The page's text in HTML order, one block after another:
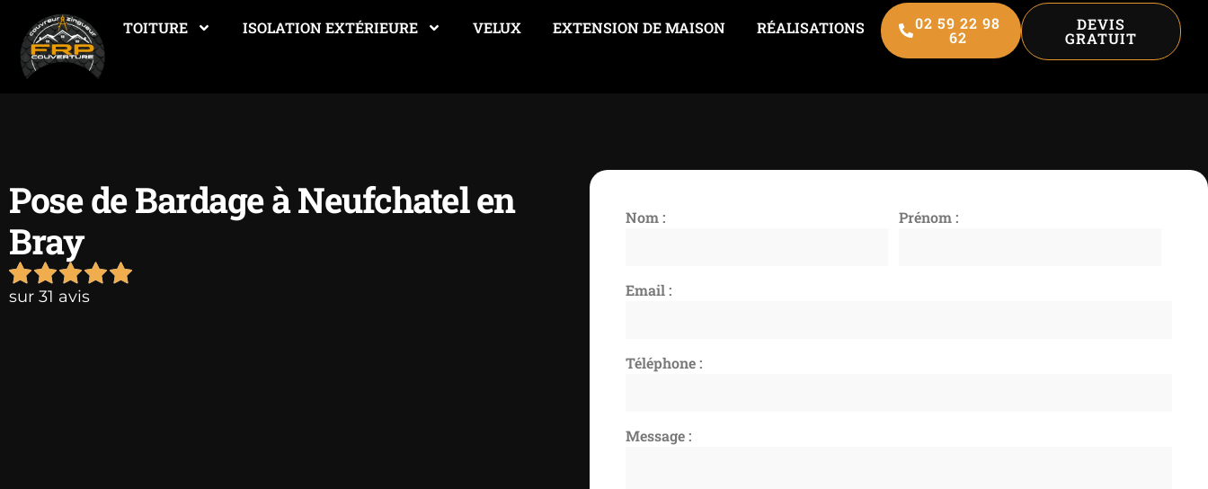
TOITURE ISOLATION EXTÉRIEURE VELUX EXTENSION DE MAISON RÉALISATIONS 02 59 22 98
62
DEVIS
GRATUIT
Pose de Bardage à Neufchatel en
Bray
sur 31 avis
Nom : Prénom :
Email :
Téléphone :
Message :